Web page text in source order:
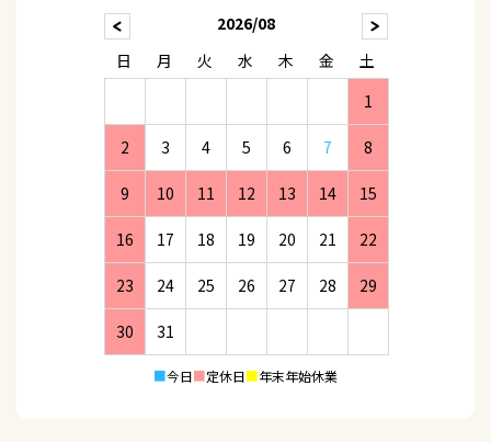
2026/08
日
月 火 水 木 金
土
1
2 3 4 5 6 7 8
9 10 11 12 13 14 15
16 17 18 19 20 21 22
23 24 25 26 27 28 29
30 31
■今日■定休日■年末年始休業